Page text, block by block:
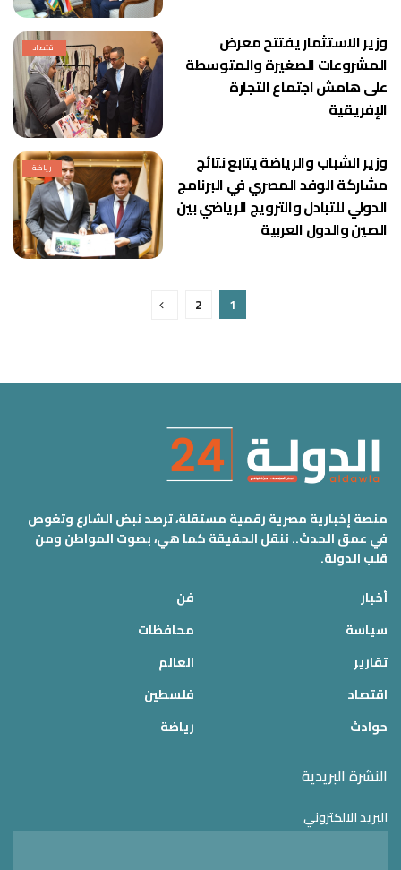
اقتصاد
وزير الاستثمار يفتتح معرض
المشروعات الصغيرة والمتوسطة
على هامش اجتماع التجارة
الإفريقية
رياضة
وزير الشباب والرياضة يتابع نتائج
مشاركة الوفد المصري في البرنامج
الدولي للتبادل والترويج الرياضي بين
الصين والدول العربية
1
2
منصة إخبارية مصرية رقمية مستقلة، ترصد نبض الشارع وتغوص
في عمق الحدث.. ننقل الحقيقة كما هي، بصوت المواطن ومن
قلب الدولة.
أخبار
سياسة
تقارير
اقتصاد
حوادث
فن
محافظات
العالم
فلسطين
رياضة
النشرة البريدية
البريد الالكتروني